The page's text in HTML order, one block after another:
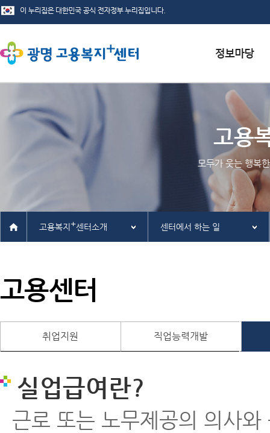
서식자료실
채용정보
인재정보
관련사이트
고용
모두가 웃는 행복
고용복지 +센터소개 센터에서 하는 일
고용센터
취업지원 직업능력개발
실업급여란?
근로 또는 노무제공의 의사